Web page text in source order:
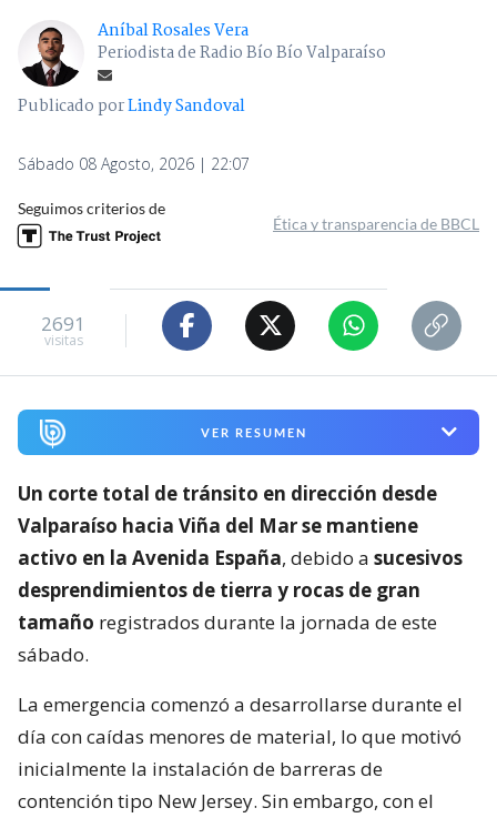
Aníbal Rosales Vera
Periodista de Radio Bío Bío Valparaíso
Publicado porLindy Sandoval
Sábado 08 Agosto, 2026 | 22:07
Seguimos criterios de
Ética y transparencia de BBCL
2691
visitas
VER RESUMEN
Un corte total de tránsito en dirección desde
Valparaíso hacia Viña del Mar se mantiene
activo en la Avenida España, debido a sucesivos
desprendimientos de tierra y rocas de gran
tamaño registrados durante la jornada de este
sábado.
La emergencia comenzó a desarrollarse durante el
día con caídas menores de material, lo que motivó
inicialmente la instalación de barreras de
contención tipo New Jersey. Sin embargo, con el